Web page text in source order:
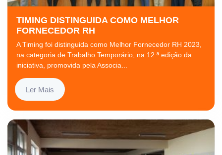
TIMING DISTINGUIDA COMO MELHOR
FORNECEDOR RH
A Timing foi distinguida como Melhor Fornecedor RH 2023,
na categoria de Trabalho Temporário, na 12.ª edição da
iniciativa, promovida pela Associa...
Ler Mais